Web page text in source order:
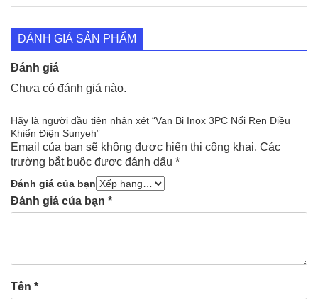
ĐÁNH GIÁ SẢN PHẨM
Đánh giá
Chưa có đánh giá nào.
Hãy là người đầu tiên nhận xét “Van Bi Inox 3PC Nối Ren Điều
Khiển Điện Sunyeh”
Email của bạn sẽ không được hiển thị công khai. Các
trường bắt buộc được đánh dấu *
Đánh giá của bạn
Đánh giá của bạn *
Tên *